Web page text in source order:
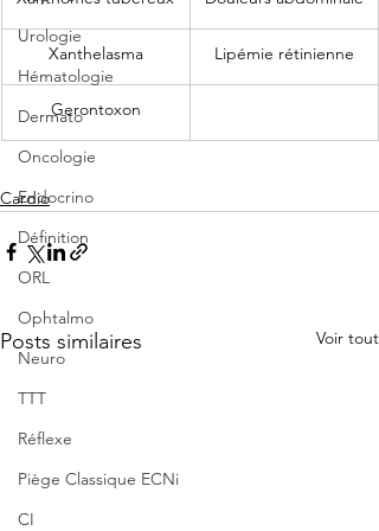
Urologie
Hématologie
Dermato
Oncologie
Endocrino
Définition
ORL
Ophtalmo
Neuro
TTT
Réflexe
Piège Classique ECNi
CI
​Xanthelasma ​Lipémie rétinienne
Gerontoxon
Cardio
Posts similaires Voir tout